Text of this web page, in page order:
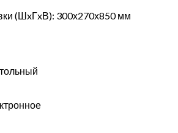
(ШxГxВ): 300х270х850 мм